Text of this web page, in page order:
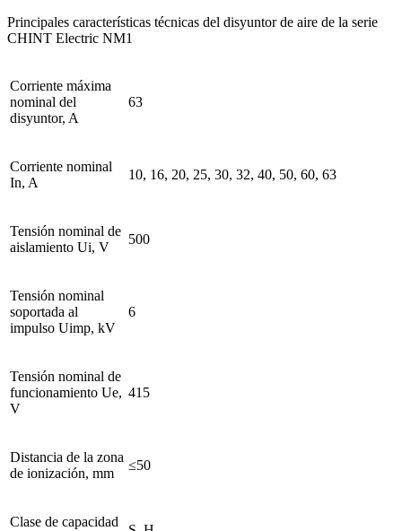
Principales características técnicas del disyuntor de aire de la serie
CHINT Electric NM1
Corriente máxima
nominal del
disyuntor, A
63
Corriente nominal
In, A
10, 16, 20, 25, 30, 32, 40, 50, 60, 63
Tensión nominal de
aislamiento Ui, V
500
Tensión nominal
soportada al
impulso Uimp, kV
6
Tensión nominal de
funcionamiento Ue,
V
415
Distancia de la zona
de ionización, mm
≤50
Clase de capacidad